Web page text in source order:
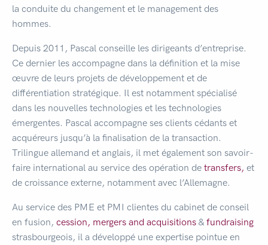
la conduite du changement et le management des
hommes.
Depuis 2011, Pascal conseille les dirigeants d’entreprise.
Ce dernier les accompagne dans la définition et la mise
œuvre de leurs projets de développement et de
différentiation stratégique. Il est notamment spécialisé
dans les nouvelles technologies et les technologies
émergentes. Pascal accompagne ses clients cédants et
acquéreurs jusqu’à la finalisation de la transaction.
Trilingue allemand et anglais, il met également son savoir-
faire international au service des opération de transfers, et
de croissance externe, notamment avec l’Allemagne.
Au service des PME et PMI clientes du cabinet de conseil
en fusion, cession, mergers and acquisitions & fundraising
strasbourgeois, il a développé une expertise pointue en